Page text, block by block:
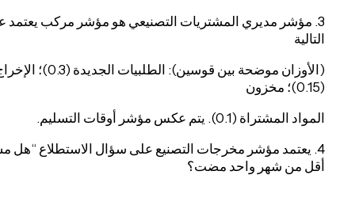
3. مؤشر مديري المشتريات التصنيعي هو مؤشر مركب
التالية
(0.15)؛ مخزون
المواد المشتراة (0.1). يتم عكس مؤشر أوقات التسليم.
4. يعتمد مؤشر مخرجات التصنيع على سؤال الاستطلاع “هل
أقل من شهر واحد مضت؟